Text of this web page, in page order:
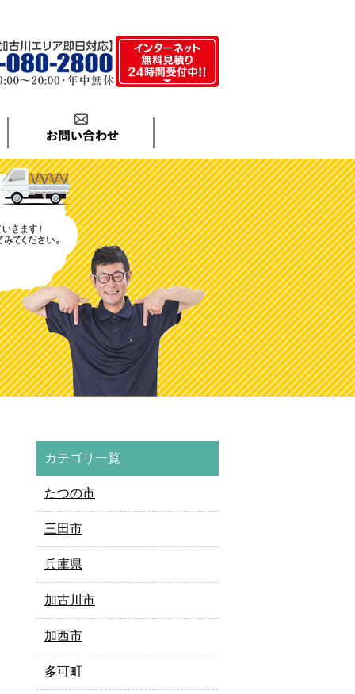
カテゴリ一覧
たつの市
三田市
兵庫県
加古川市
加西市
多可町